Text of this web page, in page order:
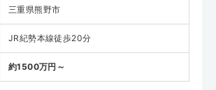
三重県熊野市
JR紀勢本線徒歩20分
約1500万円～